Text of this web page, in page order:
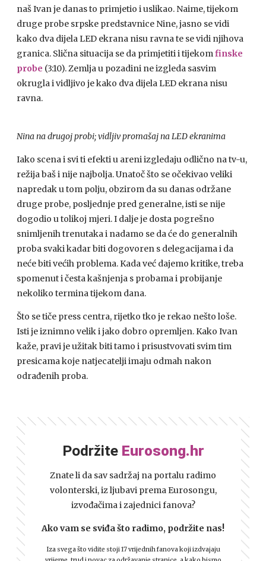
naš Ivan je danas to primjetio i uslikao. Naime, tijekom
druge probe srpske predstavnice Nine, jasno se vidi
kako dva dijela LED ekrana nisu ravna te se vidi njihova
granica. Slična situacija se da primjetiti i tijekomfinske
probe (3:10). Zemlja u pozadini ne izgleda sasvim
okrugla i vidljivo je kako dva dijela LED ekrana nisu
ravna.
Nina na drugoj probi; vidljiv promašaj naLEDekranima
Iako scena i svi ti efekti u areni izgledaju odlično na tv-u,
režija baš i nije najbolja. Unatoč što se očekivao veliki
napredak u tom polju, obzirom da su danas održane
druge probe, posljednje pred generalne, isti se nije
dogodio u tolikoj mjeri. I dalje je dosta pogrešno
snimljenih trenutaka i nadamo se da će do generalnih
proba svaki kadar biti dogovoren s delegacijama i da
neće biti većih problema. Kada već dajemo kritike, treba
spomenut i česta kašnjenja s probama i probijanje
nekoliko termina tijekom dana.
Što se tiče press centra, rijetko tko je rekao nešto loše.
Isti je iznimno velik i jako dobro opremljen. Kako Ivan
kaže, pravi je užitak biti tamo i prisustvovati svim tim
presicama koje natjecatelji imaju odmah nakon
odrađenih proba.
Podržite Eurosong.hr
Znate li da sav sadržaj na portalu radimo
volonterski, iz ljubavi prema Eurosongu,
izvođačima i zajednici fanova?
Ako vam se sviđa što radimo, podržite nas!
Iza svega što vidite stoji 17 vrijednih fanova koji izdvajaju